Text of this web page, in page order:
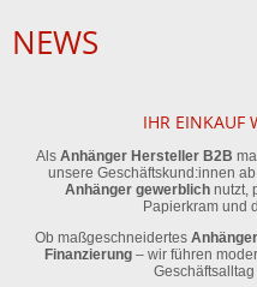
NEWS
IHR EINKAUF
Als Anhänger Hersteller B2B
unsere Geschäftskund:innen
Anhänger gewerblich nutzt,
Papierkram und
Ob maßgeschneidertes
Finanzierung– wir führen